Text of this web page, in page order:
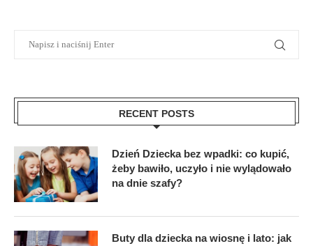
RECENT POSTS
Dzień Dziecka bez wpadki: co kupić,
żeby bawiło, uczyło i nie wylądowało
na dnie szafy?
Buty dla dziecka na wiosnę i lato: jak